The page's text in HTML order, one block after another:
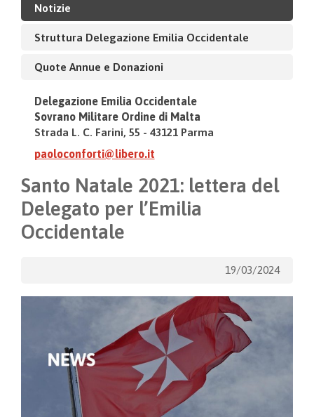
Notizie
Struttura Delegazione Emilia Occidentale
Quote Annue e Donazioni
Delegazione Emilia Occidentale
Sovrano Militare Ordine di Malta
Strada L. C. Farini, 55 - 43121 Parma
paoloconforti@libero.it
Santo Natale 2021: lettera del
Delegato per l’Emilia
Occidentale
19/03/2024